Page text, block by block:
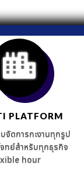
PLATFORM
จัดการกะงานทุกรูป
ทย์สำหรับทุกธุรกิจ
hour